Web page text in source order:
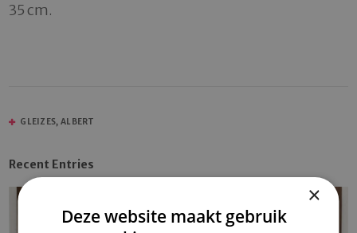
35 cm.
GLEIZES, ALBERT
Recent Entries
×
Deze website maakt gebruik